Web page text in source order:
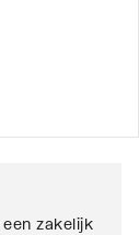
zakelijk